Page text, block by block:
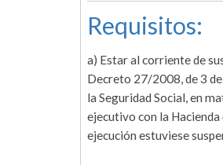
Requisitos:
a) Estar al corriente de
Decreto 27/2008, de 3
la Seguridad Social, en
ejecutivo con la Hacienda
ejecución estuviese